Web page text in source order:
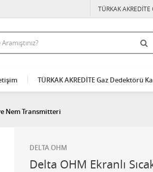
TÜRKAK
TÜRKAK AKREDİTE Gaz Dedektörü
Nem Transmitteri
DELTA OHM
Delta OHM Ekranlı